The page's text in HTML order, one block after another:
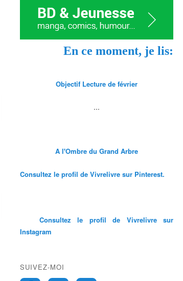
En ce moment, je lis:
Objectif Lecture de février
...
A l'Ombre du Grand Arbre
Consultez le profil de Vivrelivre sur Pinterest.
Consultez le profil de Vivrelivre sur
Instagram
SUIVEZ-MOI